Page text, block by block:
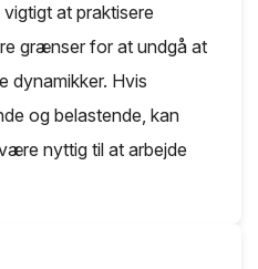
at praktisere
grænser for at undgå at
dynamikker. Hvis
og belastende, kan
nyttig til at arbejde